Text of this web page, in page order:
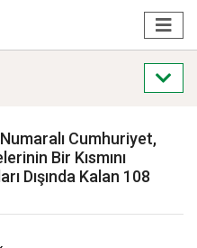
Cumhuriyet,
Bir Kısmını
Dışında Kalan 108